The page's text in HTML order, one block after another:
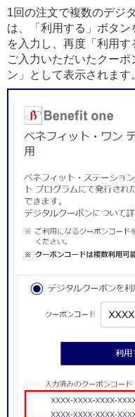
1回の注文で複数のデジ
は、「利用する」ボタ
を入力し、再度「利用す
ご入力いただいたクー
ン」として表示されます